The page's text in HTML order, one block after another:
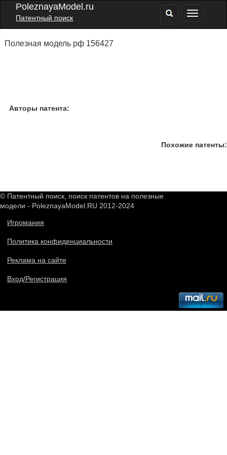
PoleznayaModel.ru
Патентный поиск
Полезная модель рф 156427
Авторы патента:
Похожие патенты:
© Патентный поиск, поиск патентов на полезные
модели - PoleznayaModel.RU 2012-2024
Игромания
Политика конфиденциальности
Реклама на сайте
Вход/Регистрация